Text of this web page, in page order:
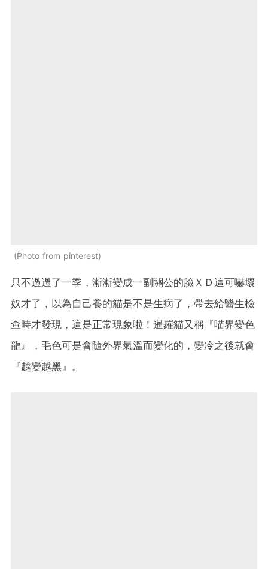
Photo from pinterest
只不過過了一季，漸漸變成一副關公的臉ＸＤ這可嚇壞
奴才了，以為自己養的貓是不是生病了，帶去給醫生檢
查時才發現，這是正常現象啦！暹羅貓又稱『喵界變色
龍』，毛色可是會隨外界氣溫而變化的，變冷之後就會
『越變越黑』。